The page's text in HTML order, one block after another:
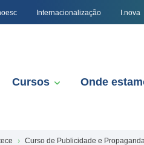
Internacionalização I.nova
Cursos Onde
Curso de Publicidade e